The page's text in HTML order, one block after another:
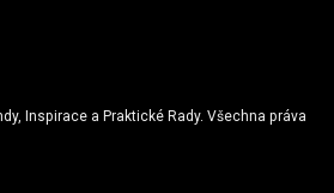
Inspirace a Praktické Rady. Všechna práva